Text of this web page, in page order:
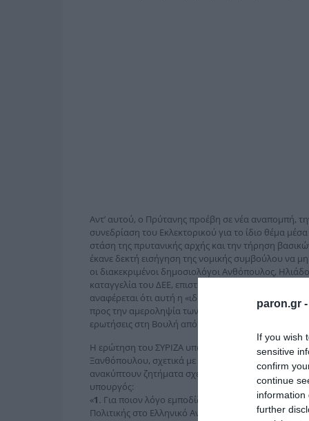
paron.gr -
If you wish
sensitive
confirm
continue
information
further
Αντ’ αυτού, ο Πρύτανης προέβη σε νέα αναπομπή,
συνεδρίαση του Εκλεκτορικού για το ίδιο θέμα
στάση της πρυτανικής αρχής και την τήρηση
έκανε δεκτή εισήγηση της νομικής συμβούλου να
οι διακεκριμένοι δημοσιολόγοι Ανθόπουλος,
καταγγελία του ΔΕΕ, επιστημονικού φορέα των
αναφέρεται ότι αυτή η «ιδιαίτερα αρνητική
προς την αμεροληψία των ακαδημαϊκών του
ερωτήσεις στη Βουλή από ΠΑΣΟΚ και ΣΥΡΙΖΑ για
Η ερώτηση του ΣΥΡΙΖΑ υπογράφεται από εννιά
Ξανθόπουλου, σχετικά με καταχρηστικές πρακτικές
ανακύπτουν ζητήματα σχετικά με την τήρηση
υπουργός:
«1. Για ποιον λόγο εμποδίζεται η εκλογή
Πολιτικής στο Ελληνικό Ανοικτό Πανεπιστήμιο